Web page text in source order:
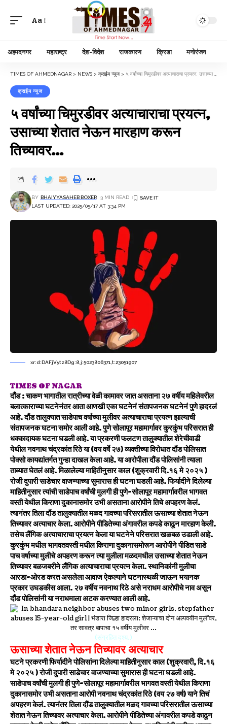
Aa
अहमदनगर महाराष्ट्र देश-विदेश राजकारण क्रिडा मनोरंजन
TIMES OF AHMEDNAGAR > NEWS > क्राईम न्यूज > ५ वर्षांच्या चिमुरडीवर अत्याचाराचा प्रयत्न, उसाच्या शेतात नेऊन मारहाण करून तिच्यावर…
क्राईम न्यूज
५ वर्षांच्या चिमुरडीवर अत्याचाराचा प्रयत्न,
उसाच्या शेतात नेऊन मारहाण करून
तिच्यावर…
LAST UPDATED: 2025/05/17 AT 3:34 PM
BY BHAIYYASAHEB BOXER 3 MIN READ
xr:d:DAFjVytz8Dg:8,j:5023806371,t:23051907
TIMES OF NAGAR
दौंड :चाकण भागातील रात्रीच्या वेळी कामावर जात असताना २७ वर्षीय महिलेवरील
बलात्काराच्या घटनेनंतर आता आणखी एका घटनेनं संतापजनक घटनेनं पुणे हादरलं
आहे. दौंड तालुक्यात साडेपाच वर्षाच्या मुलीवर अत्याचाराचा प्रयत्न झाल्याची
संतापजनक घटना समोर आली आहे. पुणे सोलापूर महामार्गावर कुरकुंभ परिसरात ही
धक्कादायक घटना घडली आहे. या प्रकरणी फलटण तालुक्यातील शेरेचीवाडी
येथील नवनाथ चंद्रकांत रिठे या (वय वर्षे २७) व्यक्तीच्या विरोधात दौंड पोलिसात
पोक्सो कायद्यांतर्गत गुन्हा दाखल केला आहे. या आरोपीला दौंड पोलिसांनी त्याला
ताब्यात घेतलं आहे. मिळालेल्या माहितीनुसार काल (शुक्रवारी दि.१६ मे २०२५ )
रोजी दुपारी साडेचार वाजण्याच्या सुमारास ही घटना घडली आहे. फिर्यादीने दिलेल्या
माहितीनुसार त्यांची साडेपाच वर्षांची मुलगी ही पुणे-सोलापूर महामार्गावरील भागवत
वस्ती येथील किराणा दुकानासमोर उभी असताना आरोपीने तिचे अपहरण केलं.
त्यानंतर तिला दौंड तालुक्यातील मळद गावच्या परिसरातील ऊसाच्या शेतात नेऊन
तिच्यावर अत्याचार केला. आरोपीने पीडितेच्या अंगावरील कपडे काढून मारहाण केली.
तसेच लैंगिक अत्याचाराचा प्रयत्न केला या घटनेने परिसरात खळबळ उडाली आहे.
कुरकुंभ मधील भागवतवस्ती मधील किराणा दुकानासमोरून आरोपीने पीडित साडे
पाच वर्षाच्या मुलीचे अपहरण करून त्या मुलीला मळदमधील उसाच्या शेतात नेऊन
तिच्यावर बळजबरीने लैंगिक अत्याचाराचा प्रयत्न केला. स्थानिकांनी मुलीचा
आरडा-ओरड करत असलेला आवाज ऐकल्याने घटनास्थळी जाऊन भयानक
प्रकार उघडकीस आला. २७ वर्षीय नवनाथ रिठे असे नराधम आरोपीचे नाव असून
दौंड पोलिसांनी या नराधमाला अटक करण्यात आली आहे.
(संग्रहित दृश्य.)
ऊसाच्या शेतात नेऊन तिच्यावर अत्याचार
घटने प्रकरणी फिर्यादीने पोलिसांना दिलेल्या माहितीनुसार काल (शुक्रवारी, दि.१६
मे २०२५ ) रोजी दुपारी साडेचार वाजण्याच्या सुमारास ही घटना घडली आहे.
साडेपाच वर्षांची मुलगी ही पुणे-सोलापूर महामार्गावरील भागवत वस्ती येथील किराणा
दुकानासमोर उभी असताना आरोपी नवनाथ चंद्रकांत रिठे (वय २७ वर्ष) याने तिचं
अपहरण केलं. त्यानंतर तिला दौंड तालुक्यातील मळद गावच्या परिसरातील ऊसाच्या
शेतात नेऊन तिच्यावर अत्याचार केला. आरोपीने पीडितेच्या अंगावरील कपडे काढून